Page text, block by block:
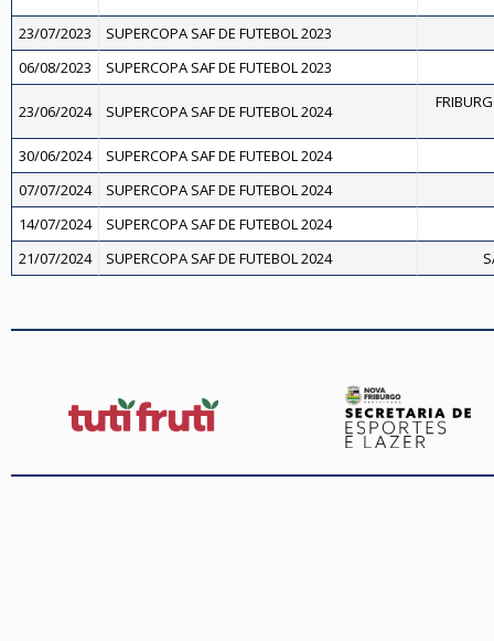
23/07/2023
SUPERCOPA SAF DE FUTEBOL 2023
06/08/2023
SUPERCOPA SAF DE FUTEBOL 2023
23/06/2024 SUPERCOPA SAF DE FUTEBOL 2024
30/06/2024
SUPERCOPA SAF DE FUTEBOL 2024
07/07/2024
SUPERCOPA SAF DE FUTEBOL 2024
14/07/2024
SUPERCOPA SAF DE FUTEBOL 2024
21/07/2024
SUPERCOPA SAF DE FUTEBOL 2024